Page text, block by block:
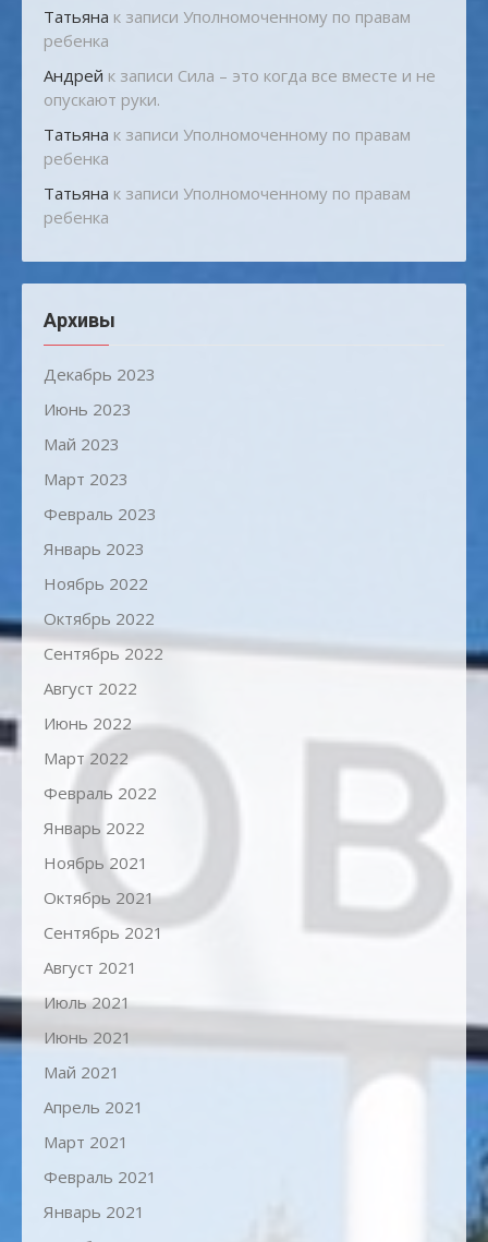
Татьяна к записи Уполномоченному по правам
ребенка
Андрей к записи Сила – это когда все вместе и не
опускают руки.
Татьяна к записи Уполномоченному по правам
ребенка
Татьяна к записи Уполномоченному по правам
ребенка
Архивы
Декабрь 2023
Июнь 2023
Май 2023
Март 2023
Февраль 2023
Январь 2023
Ноябрь 2022
Октябрь 2022
Сентябрь 2022
Август 2022
Июнь 2022
Март 2022
Февраль 2022
Январь 2022
Ноябрь 2021
Октябрь 2021
Сентябрь 2021
Август 2021
Июль 2021
Июнь 2021
Май 2021
Апрель 2021
Март 2021
Февраль 2021
Январь 2021